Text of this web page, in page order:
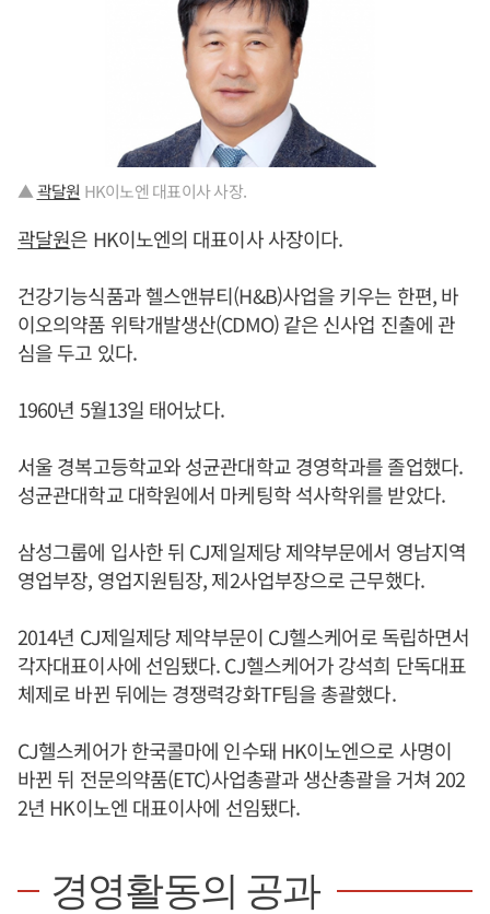
▲곽달원 HK이노엔 대표이사 사장.
곽달원은 HK이노엔의 대표이사 사장이다.
건강기능식품과 헬스앤뷰티(H&B)사업을 키우는 한편, 바
이오의약품 위탁개발생산(CDMO) 같은 신사업 진출에 관
심을 두고 있다.
1960년 5월13일 태어났다.
서울 경복고등학교와 성균관대학교 경영학과를 졸업했다.
성균관대학교 대학원에서 마케팅학 석사학위를 받았다.
삼성그룹에 입사한 뒤 CJ제일제당 제약부문에서 영남지역
영업부장, 영업지원팀장, 제2사업부장으로 근무했다.
2014년 CJ제일제당 제약부문이 CJ헬스케어로 독립하면서
각자대표이사에 선임됐다. CJ헬스케어가 강석희 단독대표
체제로 바뀐 뒤에는 경쟁력강화TF팀을 총괄했다.
CJ헬스케어가 한국콜마에 인수돼 HK이노엔으로 사명이
바뀐 뒤 전문의약품(ETC)사업총괄과 생산총괄을 거쳐 202
2년 HK이노엔 대표이사에 선임됐다.
경영활동의 공과